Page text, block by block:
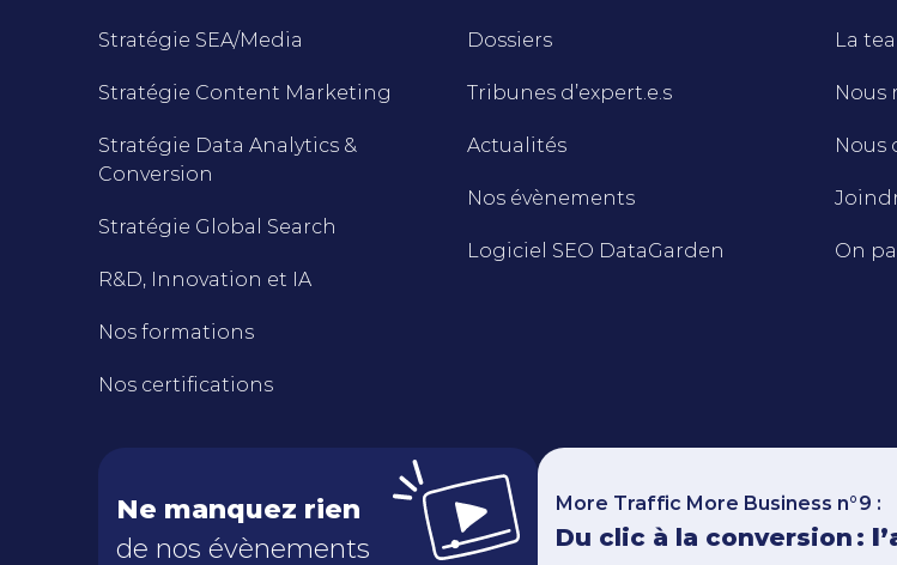
Stratégie SEA/Media
Stratégie Content Marketing
Stratégie Data Analytics &
Conversion
Stratégie Global Search
R&D, Innovation et IA
Nos formations
Nos certifications
Dossiers
Tribunes d’expert.e.s
Actualités
Nos évènements
Logiciel SEO DataGarden
La
Nous
Nous
On
Ne manquez rien
de nos évènements
More Traffic More Business n°9 :
Du clic à la conversion :